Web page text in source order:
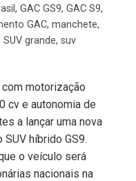
, GAC GS9, GAC S9,
GAC, manchete,
SUV grande, suv
com motorização
cv e autonomia de
a lançar uma nova
híbrido GS9.
o veículo será
nacionais na